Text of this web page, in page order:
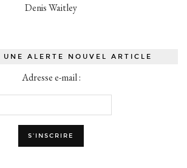
Denis Waitley
UNE ALERTE NOUVEL ARTICLE
Adresse e-mail :